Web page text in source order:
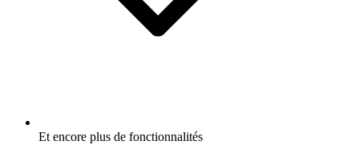
Et encore plus de fonctionnalités